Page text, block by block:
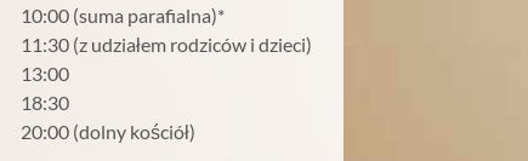
10:00 (suma parafialna)*
11:30 (z udziałem rodziców i dzieci)
13:00
18:30
20:00 (dolny kościół)